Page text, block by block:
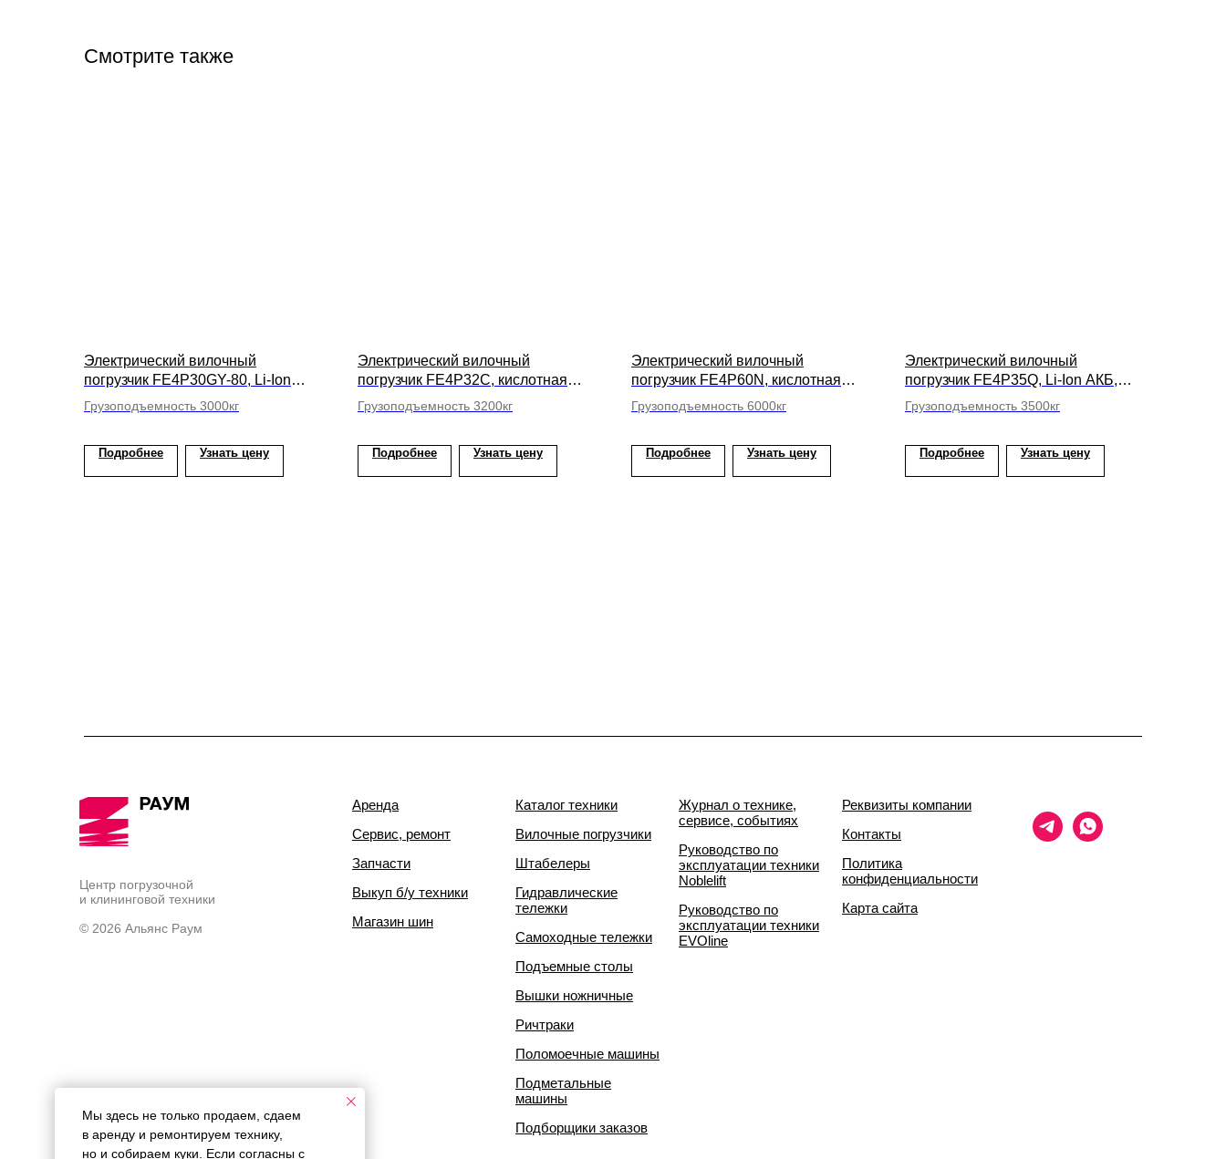
Смотрите также
Электрический вилочный
погрузчик FE4P30GY-80, Li-Ion
АКБ, высота подъема вил 4500мм
Грузоподъемность 3000кг
Подробнее Узнать цену
Электрический вилочный
погрузчик FE4P32C, кислотная
АКБ, высота подъема вил 5500мм
Грузоподъемность 3200кг
Подробнее Узнать цену
Электрический вилочный
погрузчик FE4P60N, кислотная
АКБ, высота подъема вил 4500мм
Грузоподъемность 6000кг
Подробнее Узнать цену
Электрический вилочный
погрузчик FE4P35Q, Li-Ion АКБ,
высота подъема вил 6600мм
Грузоподъемность 3500кг
Подробнее Узнать цену
Центр погрузочной
и клининговой техники
© 2026 Альянс Раум
Аренда
Сервис, ремонт
Запчасти
Выкуп б/у техники
Магазин шин
Каталог техники
Вилочные погрузчики
Штабелеры
Гидравлические
тележки
Самоходные тележки
Подъемные столы
Вышки ножничные
Ричтраки
Поломоечные машины
Подметальные
машины
Подборщики заказов
Журнал о технике,
сервисе, событиях
Руководство по
эксплуатации техники
Noblelift
Руководство по
эксплуатации техники
EVOline
Реквизиты компании
Контакты
Политика
конфиденциальности
Карта сайта
Мы здесь не только продаем, сдаем
в аренду и ремонтируем технику,
но и собираем куки. Если согласны с